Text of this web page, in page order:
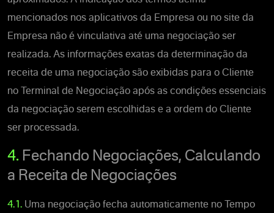
mencionados nos aplicativos da Empresa ou no site da
Empresa não é vinculativa até uma negociação ser
realizada. As informações exatas da determinação da
receita de uma negociação são exibidas para o Cliente
no Terminal de Negociação após as condições essenciais
da negociação serem escolhidas e a ordem do Cliente
ser processada.
4. Fechando Negociações, Calculando
a Receita de Negociações
4.1. Uma negociação fecha automaticamente no Tempo